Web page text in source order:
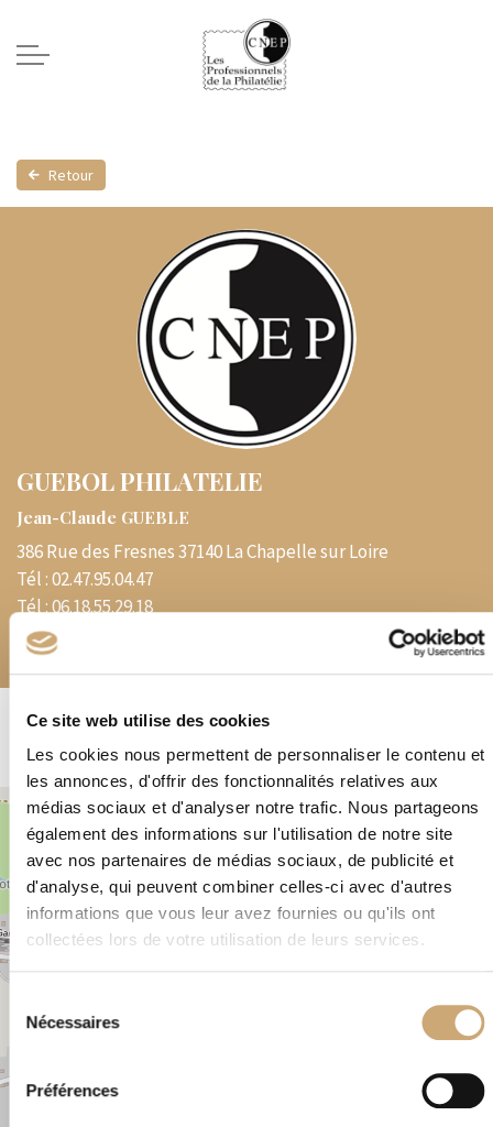
Ce site web utilise des cookies
Les cookies nous permettent de personnaliser le contenu et
les annonces, d'offrir des fonctionnalités relatives aux
médias sociaux et d'analyser notre trafic. Nous partageons
également des informations sur l'utilisation de notre site
avec nos partenaires de médias sociaux, de publicité et
d'analyse, qui peuvent combiner celles-ci avec d'autres
informations que vous leur avez fournies ou qu'ils ont
collectées lors de votre utilisation de leurs services.
Nécessaires
Préférences
Retour
GUEBOL PHILATELIE
Jean-Claude GUEBLE
386 Rue des Fresnes 37140 La Chapelle sur Loire
Tél :02.47.95.04.47
Tél :06.18.55.29.18
E-mail :
386 Rue des Fresnes 37140 La Chapelle sur Loire
×
+
−